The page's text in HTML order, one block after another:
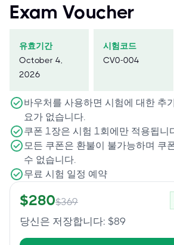
Exam Voucher
유효기간
October 4,
2026
시험코드
CV0-004
바우처를 사용하면 시험에 대한 추
요가 없습니다.
쿠폰 1장은 시험 1회에만 적용됩니
모든 쿠폰은 환불이 불가능하며 쿠
수 없습니다.
무료 시험 일정 예약
$280$369
당신은 저장합니다: $89